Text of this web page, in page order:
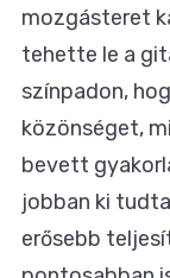
mozgásteret
tehette le a
színpadon,
közönséget,
bevett
jobban ki
erősebb